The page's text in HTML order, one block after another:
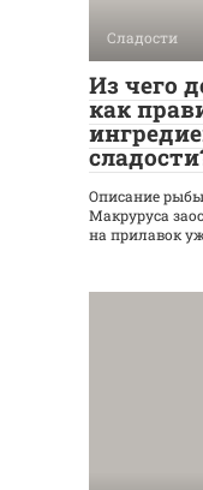
Сладости
Из чего
как
Описание
Макруруса
на прилавок